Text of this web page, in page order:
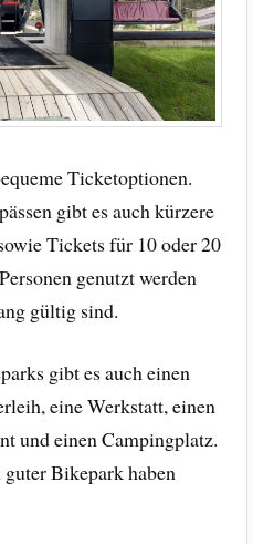
Ticketoptionen.
gibt es auch kürzere
Tickets für 10 oder 20
genutzt werden
gültig sind.
gibt es auch einen
eine Werkstatt, einen
und einen Campingplatz.
guter Bikepark haben